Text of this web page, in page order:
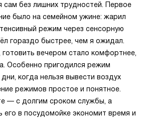
сам без лишних трудностей. Первое
было на семейном ужине: жарил
режим через сенсорную
гораздо быстрее, чем я ожидал.
готовить вечером стало комфортнее,
Особенно пригодился режим
когда нельзя вывести воздух
режимов простое и понятное.
— с долгим сроком службы, а
в посудомойке экономит время и